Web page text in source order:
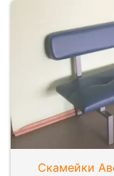
Скамейки